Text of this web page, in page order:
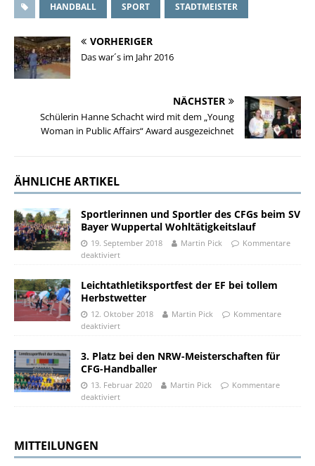
HANDBALL SPORT STADTMEISTER
VORHERIGER
Das war´s im Jahr 2016
NÄCHSTER
Schülerin Hanne Schacht wird mit dem „Young
Woman in Public Affairs“ Award ausgezeichnet
ÄHNLICHE ARTIKEL
Sportlerinnen und Sportler des CFGs beim SV
Bayer Wuppertal Wohltätigkeitslauf
19. September 2018 Martin Pick
Kommentare
deaktiviert
Leichtathletiksportfest der EF bei tollem
Herbstwetter
12. Oktober 2018 Martin Pick
Kommentare
deaktiviert
3. Platz bei den NRW-Meisterschaften für
CFG-Handballer
13. Februar 2020 Martin Pick
Kommentare
deaktiviert
MITTEILUNGEN